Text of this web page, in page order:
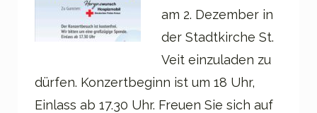
am 2. Dezember in
der Stadtkirche St.
Veit einzuladen zu
dürfen. Konzertbeginn ist um 18 Uhr,
Einlass ab 17.30 Uhr. Freuen Sie sich auf